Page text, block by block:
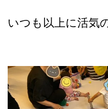
いつも以上に活気